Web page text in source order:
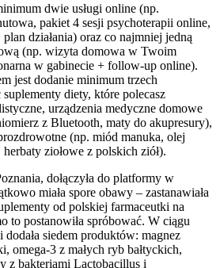
dwie usługi online (np.
pakiet 4 sesji psychoterapii online,
działania) oraz co najmniej jedną
(np. wizyta domowa w Twoim
w gabinecie + follow-up online).
jest dodanie minimum trzech
diety, które polecasz
urządzenia medyczne domowe
z Bluetooth, maty do akupresury),
(np. miód manuka, olej
ziołowe z polskich ziół).
dołączyła do platformy w
miała spore obawy – zastanawiała
od polskiej farmaceutki na
to postanowiła spróbować. W ciągu
siedem produktów: magnez
omega-3 z małych ryb bałtyckich,
z bakteriami Lactobacillus i